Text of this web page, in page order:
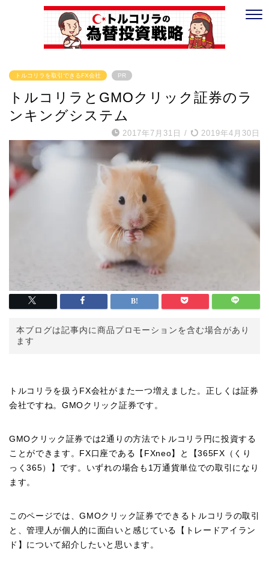
トルコリラを取引できるFX会社 PR
トルコリラとGMOクリック証券のラ
ンキングシステム
2017年7月31日 / 2019年4月30日
本ブログは記事内に商品プロモーションを含む場合があり
ます
トルコリラを扱うFX会社がまた一つ増えました。正しくは証券
会社ですね。GMOクリック証券です。
GMOクリック証券では2通りの方法でトルコリラ円に投資する
ことができます。FX口座である【FXneo】と【365FX（くり
っく365）】です。いずれの場合も1万通貨単位での取引になり
ます。
このページでは、GMOクリック証券でできるトルコリラの取引
と、管理人が個人的に面白いと感じている【トレードアイラン
ド】について紹介したいと思います。